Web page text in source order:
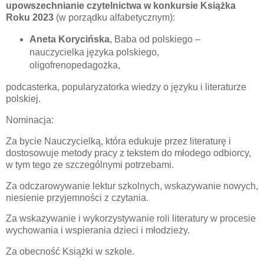
upowszechnianie czytelnictwa w konkursie Książka
Roku 2023 (w porządku alfabetycznym):
Aneta Korycińska, Baba od polskiego –
nauczycielka języka polskiego,
oligofrenopedagożka,
podcasterka, popularyzatorka wiedzy o języku i literaturze
polskiej.
Nominacja:
Za bycie Nauczycielką, która edukuje przez literaturę i
dostosowuje metody pracy z tekstem do młodego odbiorcy,
w tym tego ze szczególnymi potrzebami.
Za odczarowywanie lektur szkolnych, wskazywanie nowych,
niesienie przyjemności z czytania.
Za wskazywanie i wykorzystywanie roli literatury w procesie
wychowania i wspierania dzieci i młodzieży.
Za obecność Książki w szkole.